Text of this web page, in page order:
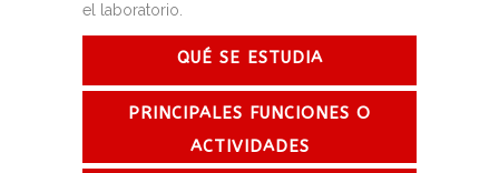
el laboratorio.
QUÉ SE ESTUDIA
PRINCIPALES FUNCIONES O
ACTIVIDADES